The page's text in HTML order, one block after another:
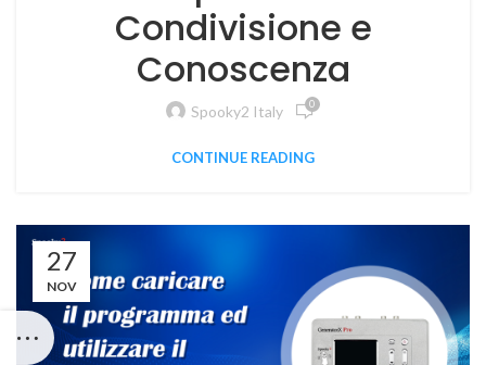
Condivisione e
Conoscenza
Spooky2 Italy 0
CONTINUE READING
27
NOV